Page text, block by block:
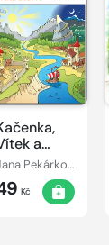
a
jejich
pohádkové
Jana Pekárková
Kč